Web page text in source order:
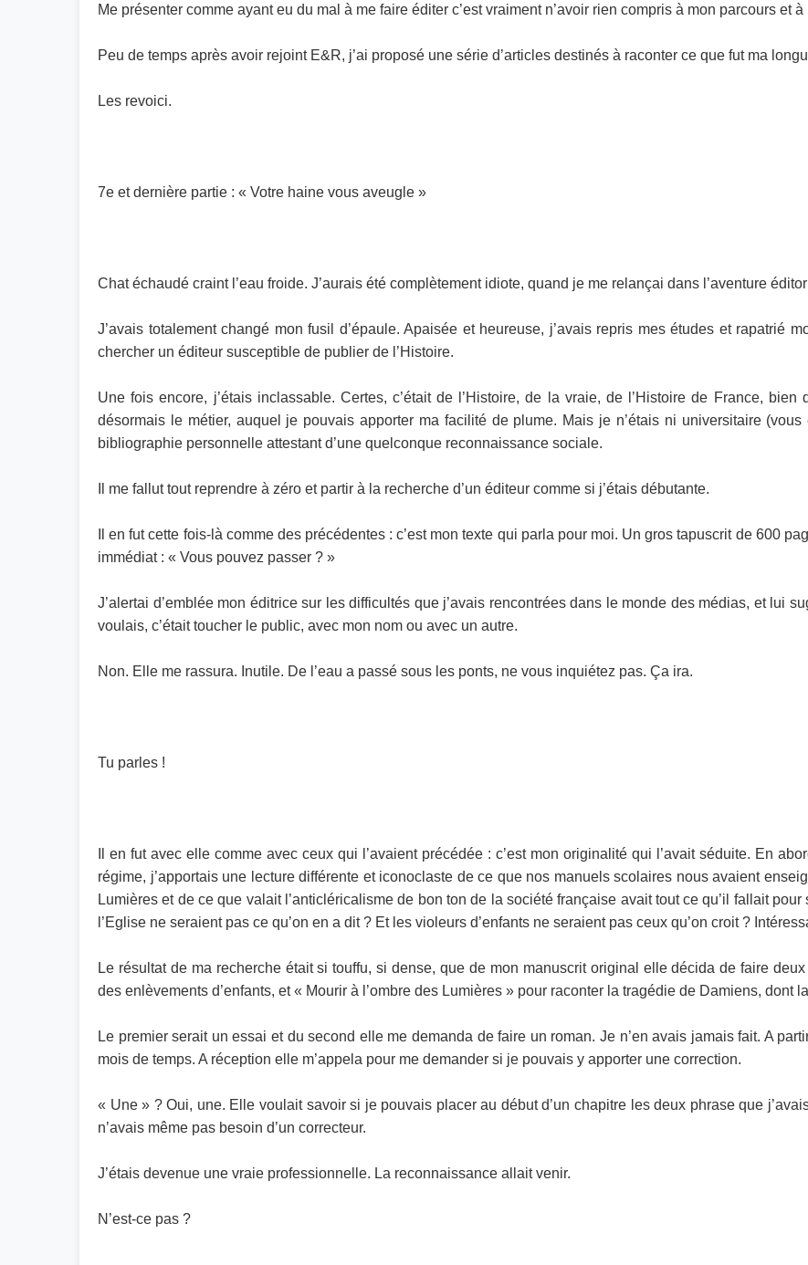
Me présenter comme ayant eu du mal à me faire éditer c’est vraiment n’avoir rien compris à mon parcours et
Peu de temps après avoir rejoint E&R, j’ai proposé une série d’articles destinés à raconter ce que fut ma
Les revoici.
7e et dernière partie : « Votre haine vous aveugle »
Chat échaudé craint l’eau froide. J’aurais été complètement idiote, quand je me relançai dans l’aventure
J’avais totalement changé mon fusil d’épaule. Apaisée et heureuse, j’avais repris mes études et rapatrié
chercher un éditeur susceptible de publier de l’Histoire.
Une fois encore, j’étais inclassable. Certes, c’était de l’Histoire, de la vraie, de l’Histoire de France,
désormais le métier, auquel je pouvais apporter ma facilité de plume. Mais je n’étais ni universitaire
bibliographie personnelle attestant d’une quelconque reconnaissance sociale.
Il me fallut tout reprendre à zéro et partir à la recherche d’un éditeur comme si j’étais débutante.
Il en fut cette fois-là comme des précédentes : c’est mon texte qui parla pour moi. Un gros tapuscrit de 600
immédiat : « Vous pouvez passer ? »
J’alertai d’emblée mon éditrice sur les difficultés que j’avais rencontrées dans le monde des médias, et lui
voulais, c’était toucher le public, avec mon nom ou avec un autre.
Non. Elle me rassura. Inutile. De l’eau a passé sous les ponts, ne vous inquiétez pas. Ça ira.
Tu parles !
Il en fut avec elle comme avec ceux qui l’avaient précédée : c’est mon originalité qui l’avait séduite. En
régime, j’apportais une lecture différente et iconoclaste de ce que nos manuels scolaires nous avaient
Lumières et de ce que valait l’anticléricalisme de bon ton de la société française avait tout ce qu’il fallait
l’Eglise ne seraient pas ce qu’on en a dit ? Et les violeurs d’enfants ne seraient pas ceux qu’on croit ?
Le résultat de ma recherche était si touffu, si dense, que de mon manuscrit original elle décida de faire
des enlèvements d’enfants, et « Mourir à l’ombre des Lumières » pour raconter la tragédie de Damiens, dont
Le premier serait un essai et du second elle me demanda de faire un roman. Je n’en avais jamais fait. A
mois de temps. A réception elle m’appela pour me demander si je pouvais y apporter une correction.
« Une » ? Oui, une. Elle voulait savoir si je pouvais placer au début d’un chapitre les deux phrase que
n’avais même pas besoin d’un correcteur.
J’étais devenue une vraie professionnelle. La reconnaissance allait venir.
N’est-ce pas ?